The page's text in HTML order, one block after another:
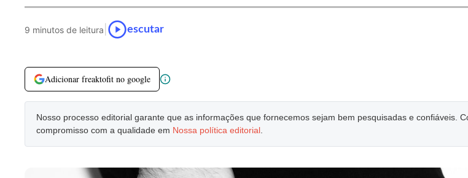
9 minutos de leitura escutar
Adicionar freaktofit no google
Nosso processo editorial garante que as informações que fornecemos sejam bem pesquisadas e confiáveis.
compromisso com a qualidade em Nossa política editorial